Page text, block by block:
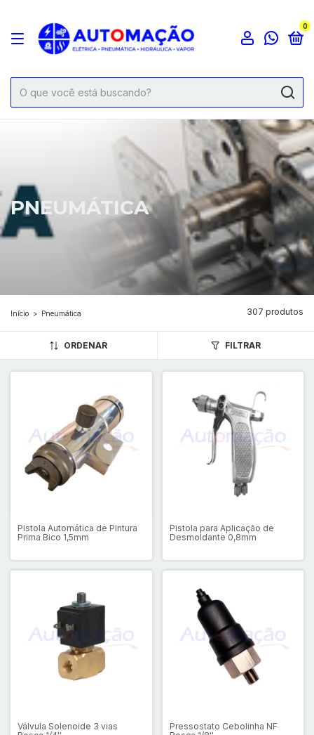
0
PNEUMÁTICA
Início > Pneumática 307 produtos
ORDENAR FILTRAR
Pistola Automática de Pintura
Prima Bico 1,5mm
Pistola para Aplicação de
Desmoldante 0,8mm
Válvula Solenoide 3 vias
Pressostato Cebolinha NF